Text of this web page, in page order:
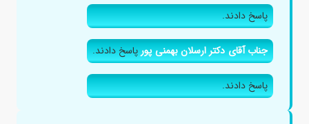
پاسخ دادند.
جناب آقای دکتر ارسلان بهمنی پورپاسخ دادند.
پاسخ دادند.